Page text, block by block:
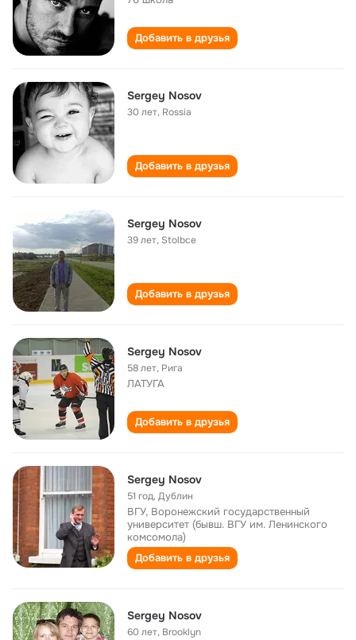
Добавить в друзья
Sergey Nosov
30 лет, Rossia
Добавить в друзья
Sergey Nosov
39 лет, Stolbce
Добавить в друзья
Sergey Nosov
58 лет, Рига
ЛАТУГА
Добавить в друзья
Sergey Nosov
51 год,Дублин
ВГУ, Воронежский государственный
университет (бывш. ВГУ им. Ленинского
комсомола)
Добавить в друзья
Sergey Nosov
60 лет, Brooklyn